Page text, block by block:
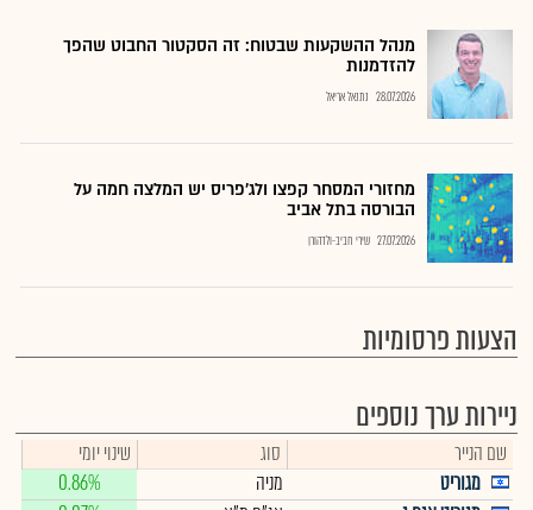
מנהל ההשקעות שבטוח: זה הסקטור החבוט שהפך
להזדמנות
28.07.2026 נתנאל אריאל
מחזורי המסחר קפצו ולג'פריס יש המלצה חמה על
הבורסה בתל אביב
27.07.2026 שירי חביב-ולדהורן
הצעות פרסומיות
ניירות ערך נוספים
שם הנייר סוג
שינוי יומי
מגוריט
מניה
0.86%